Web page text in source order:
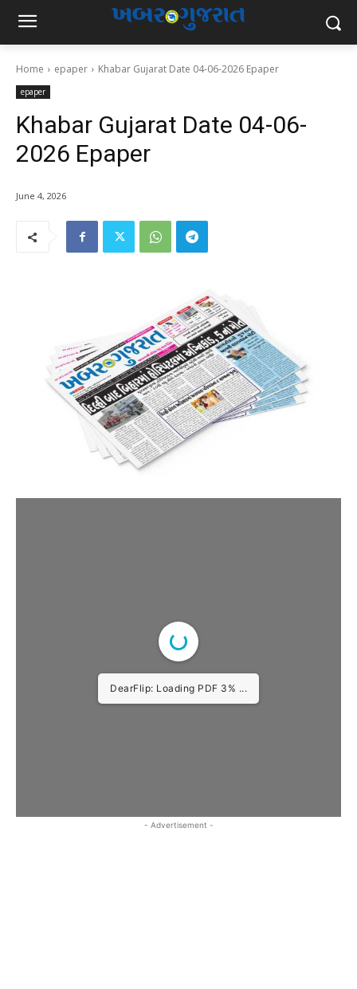
Home epaper Khabar Gujarat Date 04-06-2026 Epaper
epaper
Khabar Gujarat Date 04-06-
2026 Epaper
June 4, 2026
DearFlip: Loading PDF 3% ...
- Advertisement -